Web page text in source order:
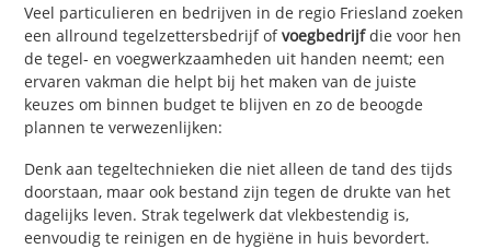
Veel particulieren en bedrijven in de regio Friesland zoeken
een allround tegelzettersbedrijf ofvoegbedrijfdie voor hen
de tegel- en voegwerkzaamheden uit handen neemt; een
ervaren vakman die helpt bij het maken van de juiste
keuzes om binnen budget te blijven en zo de beoogde
plannen te verwezenlijken:
Denk aan tegeltechnieken die niet alleen de tand des tijds
doorstaan, maar ook bestand zijn tegen de drukte van het
dagelijks leven. Strak tegelwerk dat vlekbestendig is,
eenvoudig te reinigen en de hygiëne in huis bevordert.